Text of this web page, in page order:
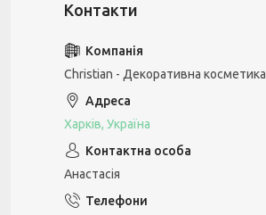
Christian - Декоративна косметика
Харків, Україна
Анастасія